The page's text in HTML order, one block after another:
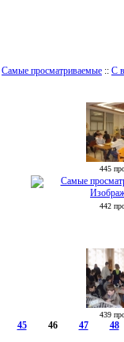
Самые просматриваемые :: С
445
442
439
45 46 47 48